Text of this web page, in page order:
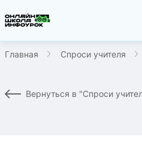
Главная Спроси учителя
Вернуться в "Спроси